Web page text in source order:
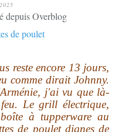
depuis Overblog
reste encore 13 jours,
comme dirait Johnny.
j'ai vu que là-
Le grill électrique,
à tupperware au
de poulet dignes de